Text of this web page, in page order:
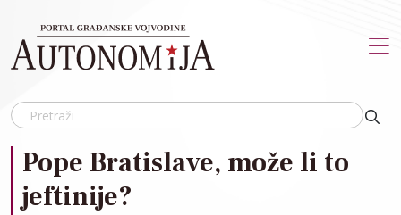
Pope Bratislave, može li to
jeftinije?